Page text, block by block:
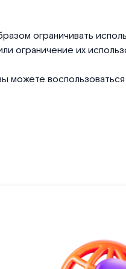
ограничивать
ограничение их
можете